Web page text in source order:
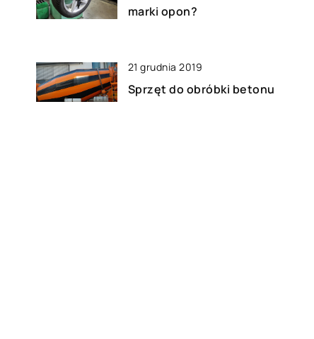
marki opon?
21 grudnia 2019
Sprzęt do obróbki betonu